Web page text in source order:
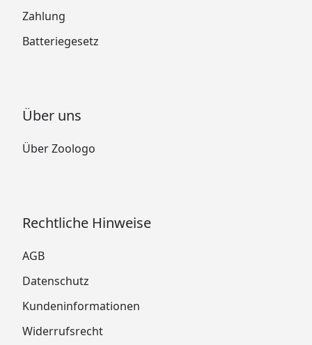
Zahlung
Batteriegesetz
Über uns
Über Zoologo
Rechtliche Hinweise
AGB
Datenschutz
Kundeninformationen
Widerrufsrecht